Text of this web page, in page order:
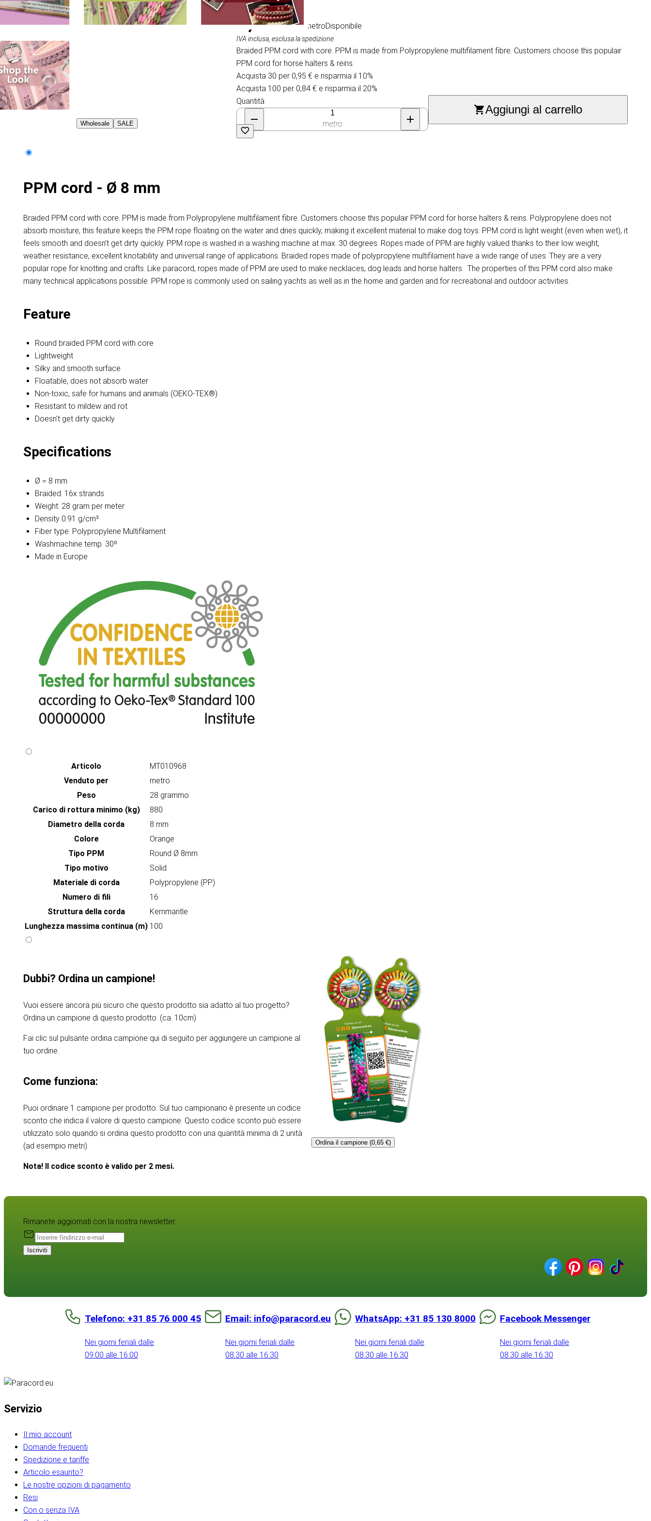
Wholesale SALE
1,05 €/ al metroDisponibile
IVA inclusa, esclusa la spedizione
Braided PPM cord with core. PPM is made from Polypropylene multifilament fibre. Customers choose this populair
PPM cord for horse halters & reins.
Acquista 30 per 0,95 € e risparmia il 10%
Acquista 100 per 0,84 € e risparmia il 20%
Quantità
metro
Aggiungi al carrello
PPM cord - Ø 8 mm
Braided PPM cord with core. PPM is made from Polypropylene multifilament fibre. Customers choose this populair PPM cord for horse halters & reins. Polypropylene does not
absorb moisture, this feature keeps the PPM rope floating on the water and dries quickly, making it excellent material to make dog toys. PPM cord is light weight (even when wet), it
feels smooth and doesn't get dirty quickly. PPM rope is washed in a washing machine at max. 30 degrees. Ropes made of PPM are highly valued thanks to their low weight,
weather resistance, excellent knotability and universal range of applications. Braided ropes made of polypropylene multifilament have a wide range of uses. They are a very
popular rope for knotting and crafts. Like paracord, ropes made of PPM are used to make necklaces, dog leads and horse halters. The properties of this PPM cord also make
many technical applications possible. PPM rope is commonly used on sailing yachts as well as in the home and garden and for recreational and outdoor activities.
Feature
Round braided PPM cord with core
Lightweight
Silky and smooth surface
Floatable, does not absorb water
Non-toxic, safe for humans and animals (OEKO-TEX®)
Resistant to mildew and rot
Doesn't get dirty quickly
Specifications
Ø = 8 mm
Braided: 16x strands
Weight: 28 gram per meter
Density 0.91 g/cm³
Fiber type: Polypropylene Multifilament
Washmachine temp. 30º
Made in Europe
Articolo
MT010968
Venduto per
metro
Peso
28 grammo
Carico di rottura minimo (kg)
880
Diametro della corda
8 mm
Colore
Orange
Tipo PPM
Round Ø 8mm
Tipo motivo
Solid
Materiale di corda
Polypropylene (PP)
Numero di fili
16
Struttura della corda
Kernmantle
Lunghezza massima continua (m) 100
Dubbi? Ordina un campione!
Vuoi essere ancora più sicuro che questo prodotto sia adatto al tuo progetto?
Ordina un campione di questo prodotto. (ca. 10cm)
Fai clic sul pulsante ordina campione qui di seguito per aggiungere un campione al
tuo ordine.
Come funziona:
Puoi ordinare 1 campione per prodotto. Sul tuo campionario è presente un codice
sconto che indica il valore di questo campione. Questo codice sconto può essere
utilizzato solo quando si ordina questo prodotto con una quantità minima di 2 unità
(ad esempio metri).
Nota! Il codice sconto è valido per 2 mesi.
Ordina il campione (0,65 €)
Rimanete aggiornati con la nostra newsletter:
Iscriviti
Telefono: +31 85 76 000 45
Nei giorni feriali dalle
09:00 alle 16:00
Email: info@paracord.eu
Nei giorni feriali dalle
08:30 alle 16:30
WhatsApp: +31 85 130 8000
Nei giorni feriali dalle
08:30 alle 16:30
Facebook Messenger
Nei giorni feriali dalle
08:30 alle 16:30
Servizio
Il mio account
Domande frequenti
Spedizione e tariffe
Articolo esaurito?
Le nostre opzioni di pagamento
Resi
Con o senza IVA